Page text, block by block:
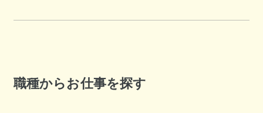
職種からお仕事を探す